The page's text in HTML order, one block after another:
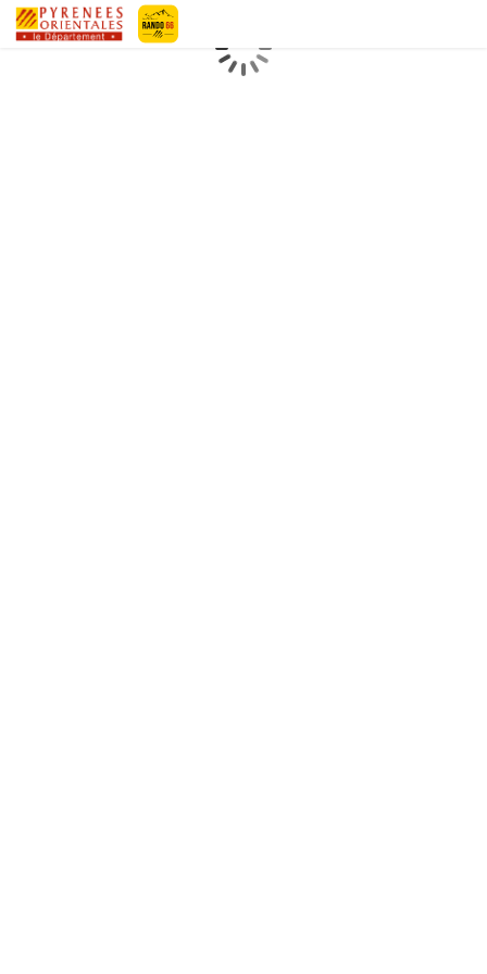
Pyrénées-Orientales Le Département
Chargement